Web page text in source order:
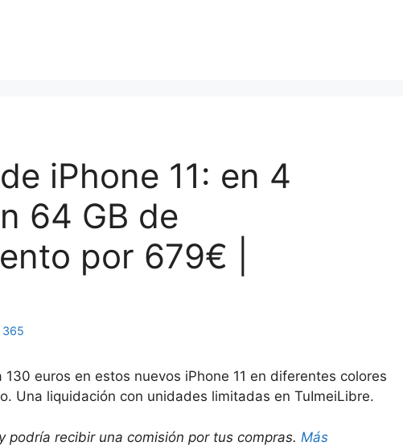
iPhone 11: en 4
64 GB de
por 679€ |
365
euros en estos nuevos iPhone 11 en diferentes colores
Una liquidación con unidades limitadas en TuImeiLibre.
podría recibir una comisión por tus compras. Más